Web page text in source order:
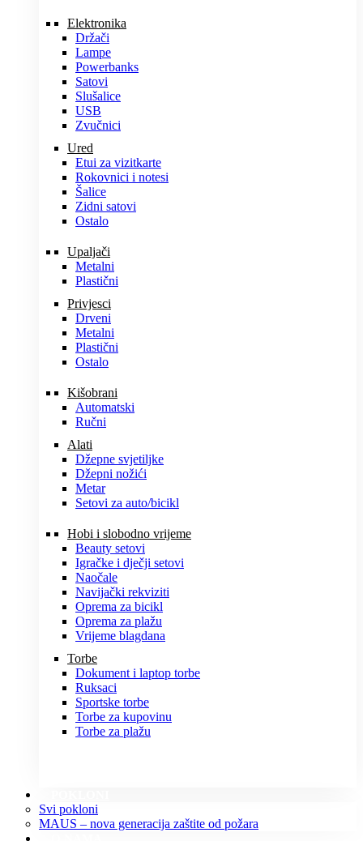
Elektronika
Držači
Lampe
Powerbanks
Satovi
Slušalice
USB
Zvučnici
Ured
Etui za vizitkarte
Rokovnici i notesi
Šalice
Zidni satovi
Ostalo
Upaljači
Metalni
Plastični
Privjesci
Drveni
Metalni
Plastični
Ostalo
Kišobrani
Automatski
Ručni
Alati
Džepne svjetiljke
Džepni nožići
Metar
Setovi za auto/bicikl
Hobi i slobodno vrijeme
Beauty setovi
Igračke i dječji setovi
Naočale
Navijački rekviziti
Oprema za bicikl
Oprema za plažu
Vrijeme blagdana
Torbe
Dokument i laptop torbe
Ruksaci
Sportske torbe
Torbe za kupovinu
Torbe za plažu
Svi pokloni
MAUS – nova generacija zaštite od požara